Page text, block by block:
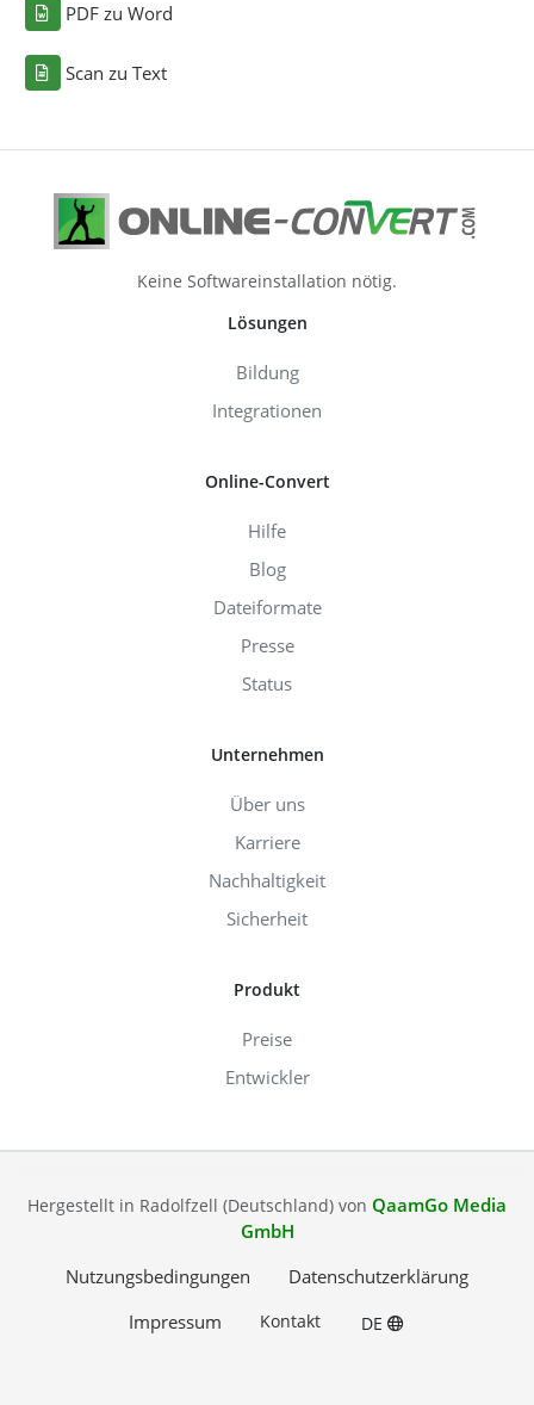
PDF zu Word
Scan zu Text
Keine Softwareinstallation nötig.
Lösungen
Bildung
Integrationen
Online-Convert
Hilfe
Blog
Dateiformate
Presse
Status
Unternehmen
Über uns
Karriere
Nachhaltigkeit
Sicherheit
Produkt
Preise
Entwickler
Hergestellt in Radolfzell (Deutschland) von QaamGo Media
GmbH
Nutzungsbedingungen
Datenschutzerklärung
Impressum
Kontakt DE